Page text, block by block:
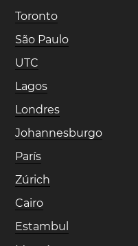
Toronto
São Paulo
UTC
Lagos
Londres
Johannesburgo
París
Zúrich
Cairo
Estambul